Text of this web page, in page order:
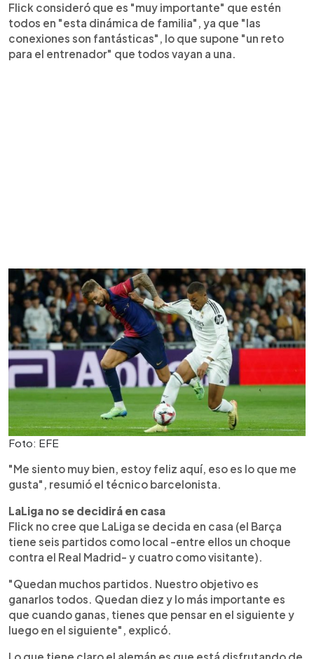
Flick consideró que es "muy importante" que estén
todos en "esta dinámica de familia", ya que "las
conexiones son fantásticas", lo que supone "un reto
para el entrenador" que todos vayan a una.
Foto: EFE
"Me siento muy bien, estoy feliz aquí, eso es lo que me
gusta", resumió el técnico barcelonista.
LaLiga no se decidirá en casa
Flick no cree que LaLiga se decida en casa (el Barça
tiene seis partidos como local -entre ellos un choque
contra el Real Madrid- y cuatro como visitante).
"Quedan muchos partidos. Nuestro objetivo es
ganarlos todos. Quedan diez y lo más importante es
que cuando ganas, tienes que pensar en el siguiente y
luego en el siguiente", explicó.